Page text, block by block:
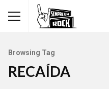
Browsing Tag
RECAÍDA